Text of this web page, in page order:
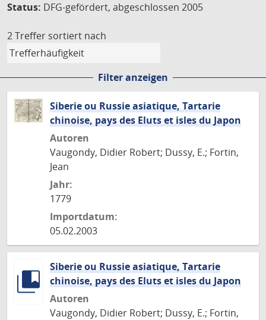
Status: DFG-gefördert, abgeschlossen 2005
2 Treffer sortiert nach
Filter anzeigen
Siberie ou Russie asiatique, Tartarie
chinoise, pays des Eluts et isles du Japon
Autoren
Vaugondy, Didier Robert; Dussy, E.; Fortin,
Jean
Jahr:
1779
Importdatum:
05.02.2003
Siberie ou Russie asiatique, Tartarie
chinoise, pays des Eluts et isles du Japon
Autoren
Vaugondy, Didier Robert; Dussy, E.; Fortin,